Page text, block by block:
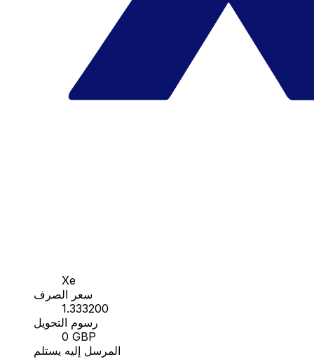
Xe
سعر الصرف
1.333200
رسوم التحويل
0 GBP
المرسل إليه يستلم